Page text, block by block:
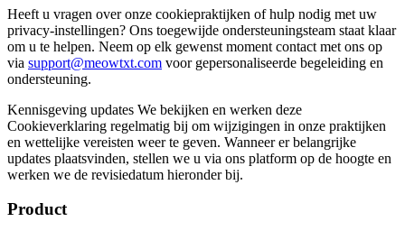
Heeft u vragen over onze cookiepraktijken of hulp nodig met uw
privacy-instellingen? Ons toegewijde ondersteuningsteam staat klaar
om u te helpen. Neem op elk gewenst moment contact met ons op
via support@meowtxt.com voor gepersonaliseerde begeleiding en
ondersteuning.
Kennisgeving updates We bekijken en werken deze
Cookieverklaring regelmatig bij om wijzigingen in onze praktijken
en wettelijke vereisten weer te geven. Wanneer er belangrijke
updates plaatsvinden, stellen we u via ons platform op de hoogte en
werken we de revisiedatum hieronder bij.
Product